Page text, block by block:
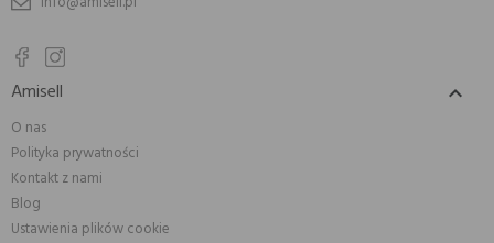
Amisell 
O nas
Polityka prywatności
Kontakt z nami
Blog
Ustawienia plików cookie